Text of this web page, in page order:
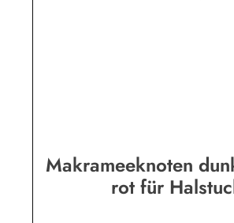
Makrameeknoten
rot für